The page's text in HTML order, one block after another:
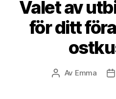
Valet av
för ditt
Inläggsförfattare
Av Emma